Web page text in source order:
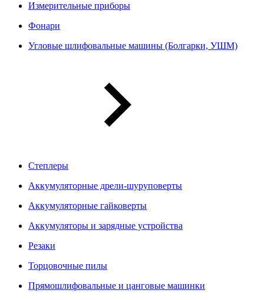
Измерительные приборы
Фонари
Угловые шлифовальные машины (Болгарки, УШМ)
Степлеры
Аккумуляторные дрели-шуруповерты
Аккумуляторные гайковерты
Аккумуляторы и зарядные устройства
Резаки
Торцовочные пилы
Прямошлифовальные и цанговые машинки